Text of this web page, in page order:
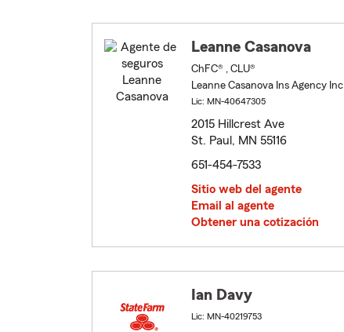
Leanne Casanova
ChFC® , CLU®
Leanne Casanova Ins Agency Inc
Lic: MN-40647305
2015 Hillcrest Ave
St. Paul, MN 55116
651-454-7533
Sitio web del agente
Email al agente
Obtener una cotización
Ian Davy
Lic: MN-40219753